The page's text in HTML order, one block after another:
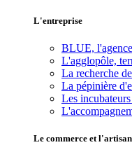
L'entreprise
BLUE,
L'agglopôle,
La recherche
La pépinière
Les
Le commerce et